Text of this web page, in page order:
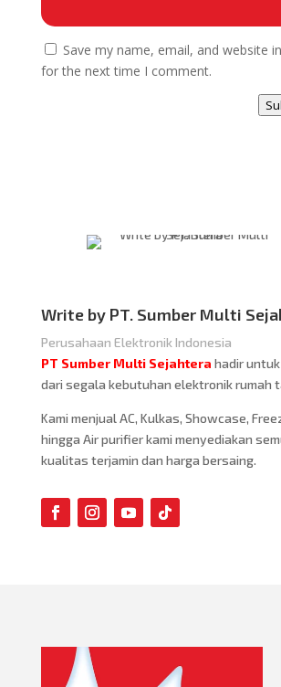
Save my name, email, and website
for the next time I comment.
Write by PT. Sumber Multi
Perusahaan Elektronik Indonesia
PT Sumber Multi Sejahtera hadir
dari segala kebutuhan elektronik rumah
Kami menjual AC, Kulkas, Showcase,
hingga Air purifier kami menyediakan
kualitas terjamin dan harga bersaing.